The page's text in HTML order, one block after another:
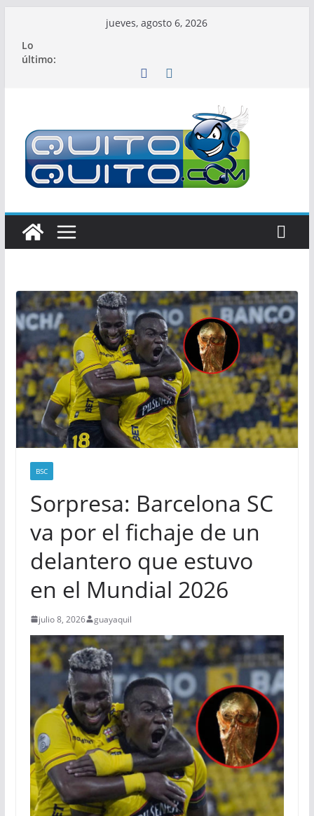
contenido
jueves, agosto 6, 2026
Lo
último:
BSC
Sorpresa: Barcelona SC
va por el fichaje de un
delantero que estuvo
en el Mundial 2026
julio 8, 2026 guayaquil